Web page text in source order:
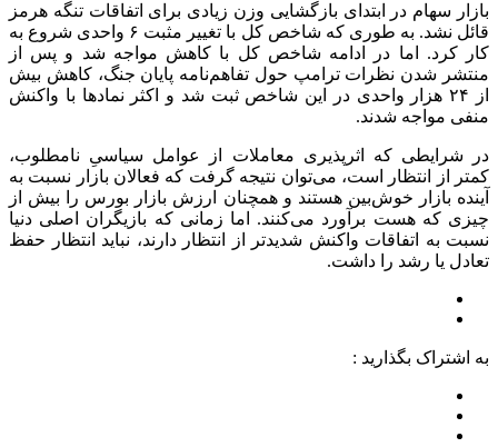
بازار سهام در ابتدای بازگشایی وزن زیادی برای اتفاقات تنگه هرمز
قائل نشد. به طوری که شاخص کل با تغییر مثبت ۶ واحدی شروع به
کار کرد. اما در ادامه شاخص کل با کاهش مواجه شد و پس از
منتشر شدن نظرات ترامپ حول تفاهم‌نامه پایان جنگ، کاهش بیش
از ۲۴ هزار واحدی در این شاخص ثبت شد و اکثر نمادها با واکنش
منفی مواجه شدند.
در شرایطی که اثرپذیری معاملات از عوامل سیاسیِ نامطلوب،
کمتر از انتظار است، می‌توان نتیجه گرفت که فعالان بازار نسبت به
آینده بازار خوش‌بین هستند و همچنان ارزش بازار بورس را بیش از
چیزی که هست برآورد می‌کنند. اما زمانی که بازیگران اصلی دنیا
نسبت به اتفاقات واکنش شدیدتر از انتظار دارند، نباید انتظار حفظ
تعادل یا رشد را داشت.
به اشتراک بگذارید :